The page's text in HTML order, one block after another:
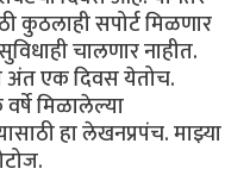
कुठलाही सपोर्ट मिळणार
चालणार नाहीत.
अंत एक दिवस येतोच.
मिळालेल्या
हा लेखनप्रपंच. माझ्या